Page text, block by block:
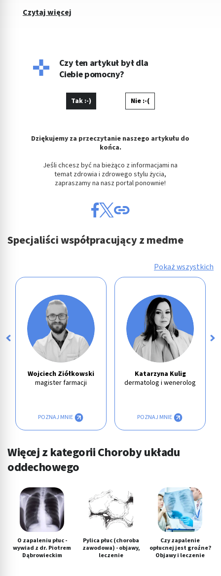
Czytaj więcej
Czy ten artykuł był dla
Ciebie pomocny?
Tak :-) Nie :-(
Dziękujemy za przeczytanie naszego artykułu do
końca.
Jeśli chcesz być na bieżąco z informacjami na
temat zdrowia i zdrowego stylu życia,
zapraszamy na nasz portal ponownie!
Specjaliści współpracujący z medme
Pokaż wszystkich
Wojciech Ziółkowski
magister farmacji
POZNAJ MNIE
Katarzyna Kulig
dermatolog i wenerolog
POZNAJ MNIE
Więcej z kategorii Choroby układu
oddechowego
O zapaleniu płuc -
wywiad z dr. Piotrem
Dąbrowieckim
Pylica płuc (choroba
zawodowa) - objawy,
leczenie
Czy zapalenie
opłucnej jest groźne?
Objawy i leczenie